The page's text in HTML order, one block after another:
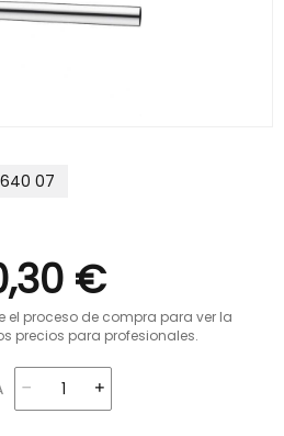
07
€
el proceso de compra para ver la
precios para profesionales.